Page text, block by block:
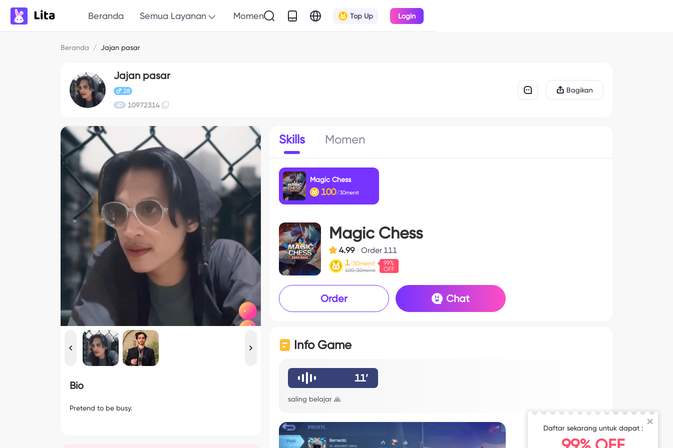
Beranda Semua Layanan Momen Top Up Login
Beranda / Jajan pasar
Jajan pasar
28
10972314
Bagikan
Bio
Pretend to be busy.
Skills Momen
Magic Chess
100/30menit
Magic Chess
4.99 Order111
1/30menit
100/30menit
Order Chat
Info Game
11’
saling belajar 🙏
Daftar sekarang untuk dapat :